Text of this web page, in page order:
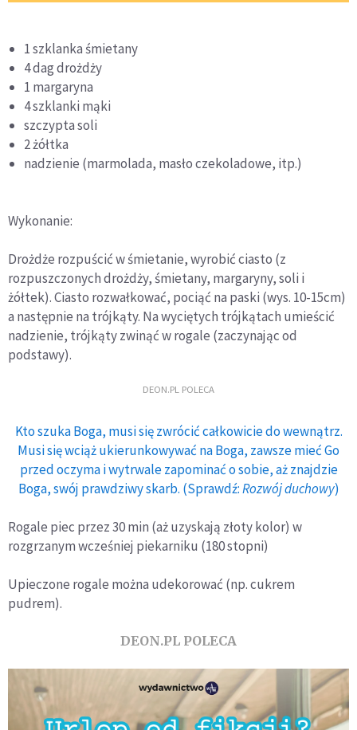
1 szklanka śmietany
4 dag drożdży
1 margaryna
4 szklanki mąki
szczypta soli
2 żółtka
nadzienie (marmolada, masło czekoladowe, itp.)
Wykonanie:
Drożdże rozpuścić w śmietanie, wyrobić ciasto (z
rozpuszczonych drożdży, śmietany, margaryny, soli i
żółtek). Ciasto rozwałkować, pociąć na paski (wys. 10-15cm)
a następnie na trójkąty. Na wyciętych trójkątach umieścić
nadzienie, trójkąty zwinąć w rogale (zaczynając od
podstawy).
DEON.PL POLECA
Kto szuka Boga, musi się zwrócić całkowicie do wewnątrz.
Musi się wciąż ukierunkowywać na Boga, zawsze mieć Go
przed oczyma i wytrwale zapominać o sobie, aż znajdzie
Boga, swój prawdziwy skarb. (Sprawdź:Rozwój duchowy)
Rogale piec przez 30 min (aż uzyskają złoty kolor) w
rozgrzanym wcześniej piekarniku (180 stopni)
Upieczone rogale można udekorować (np. cukrem
pudrem).
DEON.PL POLECA